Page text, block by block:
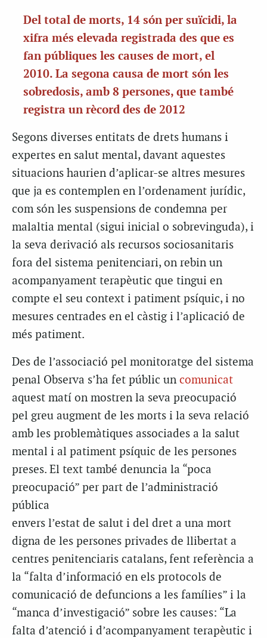
Del total de morts, 14 són per suïcidi, la
xifra més elevada registrada des que es
fan públiques les causes de mort, el
2010. La segona causa de mort són les
sobredosis, amb 8 persones, que també
registra un rècord des de 2012
Segons diverses entitats de drets humans i
expertes en salut mental, davant aquestes
situacions haurien d’aplicar-se altres mesures
que ja es contemplen en l’ordenament jurídic,
com són les suspensions de condemna per
malaltia mental (sigui inicial o sobrevinguda), i
la seva derivació als recursos sociosanitaris
fora del sistema penitenciari, on rebin un
acompanyament terapèutic que tingui en
compte el seu context i patiment psíquic, i no
mesures centrades en el càstig i l’aplicació de
més patiment.
Des de l’associació pel monitoratge del sistema
penal Observa s’ha fet públic un comunicat
aquest matí on mostren la seva preocupació
pel greu augment de les morts i la seva relació
amb les problemàtiques associades a la salut
mental i al patiment psíquic de les persones
preses. El text també denuncia la “poca
preocupació” per part de l’administració
pública
envers l’estat de salut i del dret a una mort
digna de les persones privades de llibertat a
centres penitenciaris catalans, fent referència a
la “falta d’informació en els protocols de
comunicació de defuncions a les famílies” i la
“manca d’investigació” sobre les causes: “La
falta d’atenció i d’acompanyament terapèutic i